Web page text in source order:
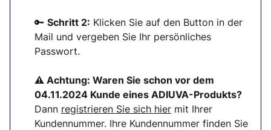
🔑 Schritt 2: Klicken Sie auf den Button in der
Mail und vergeben Sie Ihr persönliches
Passwort.
⚠ Achtung: Waren Sie schon vor dem
04.11.2024 Kunde eines ADIUVA-Produkts?
Dann registrieren Sie sich hier mit Ihrer
Kundennummer. Ihre Kundennummer finden Sie